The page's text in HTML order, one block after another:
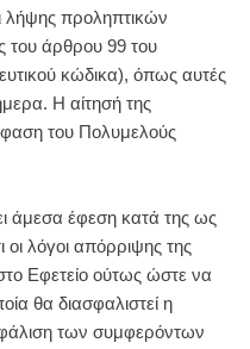
λήψης προληπτικών
του άρθρου 99 του
κώδικα), όπως αυτές
Η αίτησή της
του Πολυμελούς
άμεσα έφεση κατά της ως
λόγοι απόρριψης της
Εφετείο ούτως ώστε να
θα διασφαλιστεί η
των συμφερόντων